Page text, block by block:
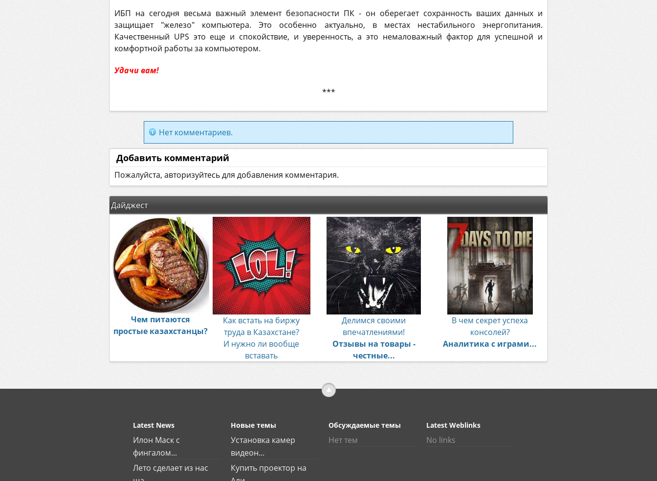
ИБП на сегодня весьма важный элемент безопасности ПК - он оберегает сохранность ваших данных и
защищает "железо" компьютера. Это особенно актуально, в местах нестабильного энергопитания.
Качественный UPS это еще и спокойствие, и уверенность, а это немаловажный фактор для успешной и
комфортной работы за компьютером.
Удачи вам!
***
Нет комментариев.
Добавить комментарий
Пожалуйста, авторизуйтесь для добавления комментария.
Дайджест
Чем питаются
простые казахстанцы?
Как встать на биржу
труда в Казахстане?
И нужно ли вообще
вставать
Делимся своими
впечатлениями!
Отзывы на товары -
честные...
В чем секрет успеха
консолей?
Аналитика с играми...
Latest News
Илон Маск с
фингалом...
Лето сделает из нас
Новые темы
Установка камер
видеон...
Купить проектор на
Обсуждаемые темы
Нет тем
Latest Weblinks
No links